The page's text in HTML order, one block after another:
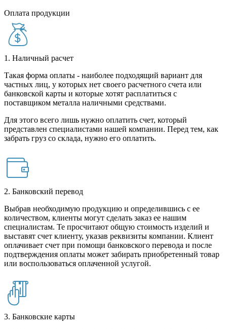
Оплата продукции
1. Наличный расчет
Такая форма оплаты - наиболее подходящий вариант для
частных лиц, у которых нет своего расчетного счета или
банковской карты и которые хотят расплатиться с
поставщиком металла наличными средствами.
Для этого всего лишь нужно оплатить счет, который
представлен специалистами нашей компании. Перед тем, как
забрать груз со склада, нужно его оплатить.
2. Банковский перевод
Выбрав необходимую продукцию и определившись с ее
количеством, клиенты могут сделать заказ ее нашим
специалистам. Те просчитают общую стоимость изделий и
выставят счет клиенту, указав реквизиты компании. Клиент
оплачивает счет при помощи банковского перевода и после
подтверждения оплаты может забирать приобретенный товар
или воспользоваться оплаченной услугой.
3. Банковские карты